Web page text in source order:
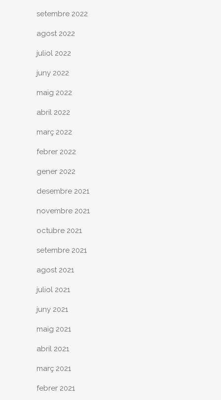
setembre 2022
agost 2022
juliol 2022
juny 2022
maig 2022
abril 2022
març 2022
febrer 2022
gener 2022
desembre 2021
novembre 2021
octubre 2021
setembre 2021
agost 2021
juliol 2021
juny 2021
maig 2021
abril 2021
març 2021
febrer 2021